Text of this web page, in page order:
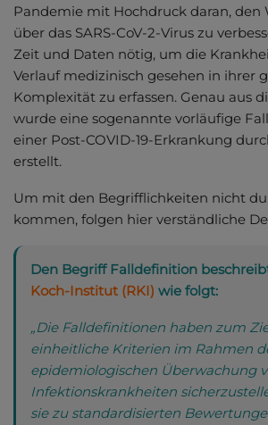
Pandemie mit Hochdruck daran, den
über das SARS-CoV-2-Virus zu
Zeit und Daten nötig, um die
Verlauf medizinisch gesehen in ihrer
Komplexität zu erfassen. Genau aus
wurde eine sogenannte vorläufige
einer Post-COVID-19-Erkrankung
erstellt.
Um mit den Begrifflichkeiten nicht
kommen, folgen hier verständliche
Den Begriff Falldefinition
Koch-Institut (RKI) wie folgt:
„Die Falldefinitionen haben zum
einheitliche Kriterien im Rahmen
epidemiologischen Überwachung
Infektionskrankheiten
sie zu standardisierten